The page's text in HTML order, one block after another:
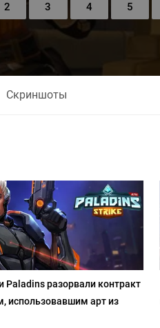
2 3 4 5
Скриншоты
Paladins разорвали контракт
использовавшим арт из